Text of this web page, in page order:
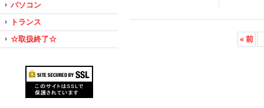
パソコン
トランス
☆取扱終了☆
« 前